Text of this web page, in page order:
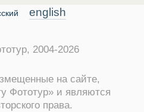
english
2004-2026
на сайте,
Фототур» и являются
права.